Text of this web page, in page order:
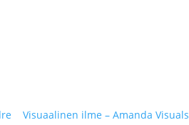
Visuaalinen ilme – Amanda Visuals